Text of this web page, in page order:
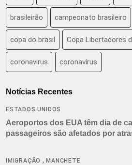
brasileirão campeonato brasileiro
copa do brasil Copa Libertadores
coronavirus coronavírus
Notícias Recentes
ESTADOS UNIDOS
Aeroportos dos EUA têm dia de
passageiros são afetados por
IMIGRAÇÃO ,MANCHETE